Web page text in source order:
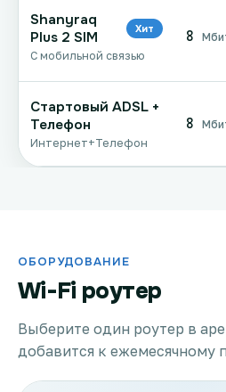
Shanyraq
Plus 2 SIM
Хит
С мобильной связью
8
Стартовый ADSL +
Телефон
Интернет+Телефон
8
ОБОРУДОВАНИЕ
Wi-Fi роутер
Выберите один роутер в
добавится к ежемесячному